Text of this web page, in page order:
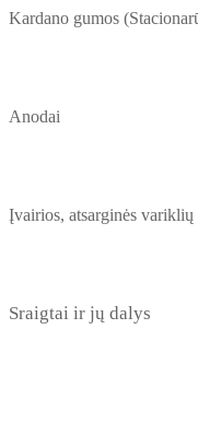
Kardano gumos
Anodai
Įvairios, atsarginės variklių
Sraigtai ir jų dalys